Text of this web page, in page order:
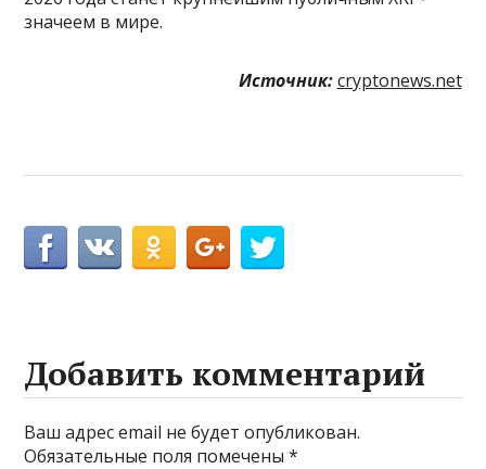
значеем в мире.
Источник: cryptonews.net
Добавить комментарий
Ваш адрес email не будет опубликован.
Обязательные поля помечены*